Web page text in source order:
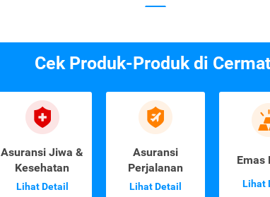
Cek Produk-Produk di
Asuransi Jiwa &
Kesehatan
Lihat Detail
Asuransi
Perjalanan
Lihat Detail
Emas
Lihat